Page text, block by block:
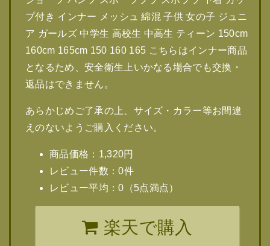
プ付き インナー メッシュ 綿混 子供 女の子 ジュニ
ア ガールズ 中学生 高校生 中高生 ティーン 150cm
160cm 165cm 150 160 165 こちらはインナー商品
となるため、安全衛生上いかなる場合でも交換・
返品はできません。
あらかじめご了承の上、サイズ・カラー等お間違
えのないようご購入ください。
商品価格：1,320円
レビュー件数：0件
レビュー平均：0（5点満点）
楽天で購入